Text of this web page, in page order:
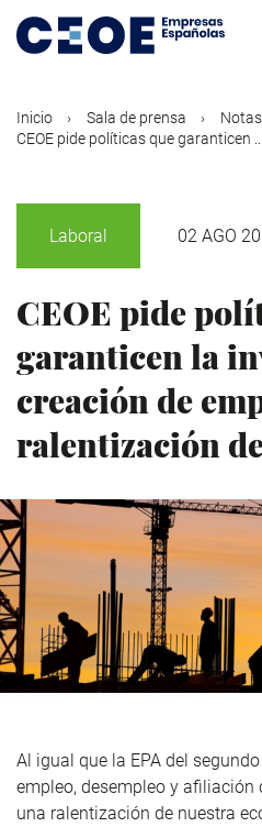
contenido
Inicio Sala de prensa
CEOE pide políticas que garanticen ...
Laboral 02 AGO
CEOE pide
garanticen la
creación de
ralentización
Al igual que la EPA del
empleo, desempleo y afiliación
una ralentización de nuestra